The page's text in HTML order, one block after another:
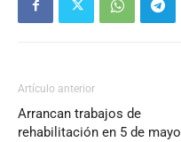
Artículo anterior
Arrancan trabajos de
rehabilitación en 5 de mayo